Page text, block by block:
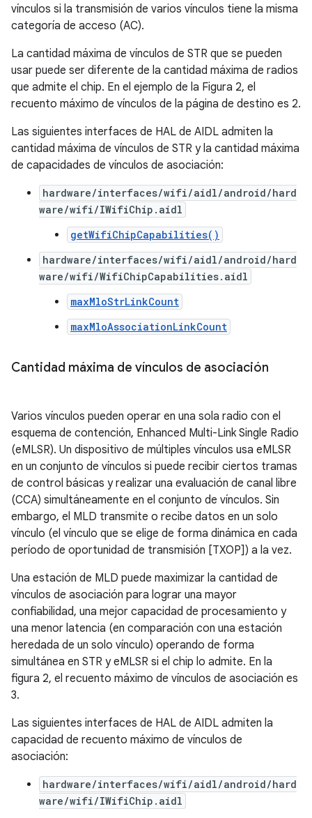
vínculos si la transmisión de varios vínculos tiene la misma
categoría de acceso (AC).
La cantidad máxima de vínculos de STR que se pueden
usar puede ser diferente de la cantidad máxima de radios
que admite el chip. En el ejemplo de la Figura 2, el
recuento máximo de vínculos de la página de destino es 2.
Las siguientes interfaces de HAL de AIDL admiten la
cantidad máxima de vínculos de STR y la cantidad máxima
de capacidades de vínculos de asociación:
hardware/interfaces/wifi/aidl/android/hard
ware/wifi/IWifiChip.aidl
getWifiChipCapabilities()
hardware/interfaces/wifi/aidl/android/hard
ware/wifi/WifiChipCapabilities.aidl
maxMloStrLinkCount
maxMloAssociationLinkCount
Cantidad máxima de vínculos de asociación
Varios vínculos pueden operar en una sola radio con el
esquema de contención, Enhanced Multi-Link Single Radio
(eMLSR). Un dispositivo de múltiples vínculos usa eMLSR
en un conjunto de vínculos si puede recibir ciertos tramas
de control básicas y realizar una evaluación de canal libre
(CCA) simultáneamente en el conjunto de vínculos. Sin
embargo, el MLD transmite o recibe datos en un solo
vínculo (el vínculo que se elige de forma dinámica en cada
período de oportunidad de transmisión [TXOP]) a la vez.
Una estación de MLD puede maximizar la cantidad de
vínculos de asociación para lograr una mayor
confiabilidad, una mejor capacidad de procesamiento y
una menor latencia (en comparación con una estación
heredada de un solo vínculo) operando de forma
simultánea en STR y eMLSR si el chip lo admite. En la
figura 2, el recuento máximo de vínculos de asociación es
3.
Las siguientes interfaces de HAL de AIDL admiten la
capacidad de recuento máximo de vínculos de
asociación:
hardware/interfaces/wifi/aidl/android/hard
ware/wifi/IWifiChip.aidl